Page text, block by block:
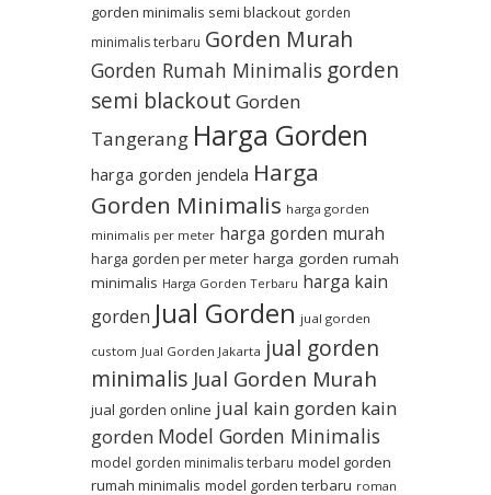
gorden minimalis semi blackout gorden
minimalis terbaru Gorden Murah
Gorden Rumah Minimalis gorden
semi blackout Gorden
Tangerang Harga Gorden
harga gorden jendela Harga
Gorden Minimalis harga gorden
minimalis per meter harga gorden murah
harga gorden per meter harga gorden rumah
minimalis Harga Gorden Terbaru harga kain
gorden Jual Gorden jual gorden
custom Jual Gorden Jakarta jual gorden
minimalis Jual Gorden Murah
jual gorden online jual kain gorden kain
gorden Model Gorden Minimalis
model gorden minimalis terbaru model gorden
rumah minimalis model gorden terbaru roman